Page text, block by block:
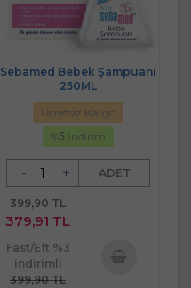
Sebamed Bebek Şampuanı
250ML
Ücretsiz Kargo
%5 İndirim
- + ADET
399,90 TL
379,91 TL
Fast/Eft %3
indirimli
399,90 TL